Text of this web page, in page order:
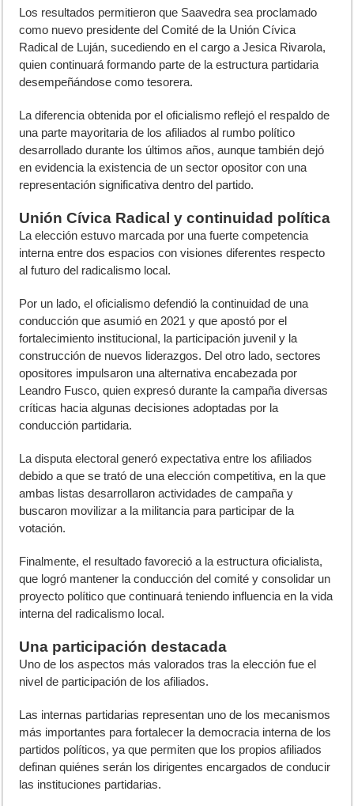
Los resultados permitieron que Saavedra sea proclamado
como nuevo presidente del Comité de la Unión Cívica
Radical de Luján, sucediendo en el cargo a Jesica Rivarola,
quien continuará formando parte de la estructura partidaria
desempeñándose como tesorera.
La diferencia obtenida por el oficialismo reflejó el respaldo de
una parte mayoritaria de los afiliados al rumbo político
desarrollado durante los últimos años, aunque también dejó
en evidencia la existencia de un sector opositor con una
representación significativa dentro del partido.
Unión Cívica Radical y continuidad política
La elección estuvo marcada por una fuerte competencia
interna entre dos espacios con visiones diferentes respecto
al futuro del radicalismo local.
Por un lado, el oficialismo defendió la continuidad de una
conducción que asumió en 2021 y que apostó por el
fortalecimiento institucional, la participación juvenil y la
construcción de nuevos liderazgos. Del otro lado, sectores
opositores impulsaron una alternativa encabezada por
Leandro Fusco, quien expresó durante la campaña diversas
críticas hacia algunas decisiones adoptadas por la
conducción partidaria.
La disputa electoral generó expectativa entre los afiliados
debido a que se trató de una elección competitiva, en la que
ambas listas desarrollaron actividades de campaña y
buscaron movilizar a la militancia para participar de la
votación.
Finalmente, el resultado favoreció a la estructura oficialista,
que logró mantener la conducción del comité y consolidar un
proyecto político que continuará teniendo influencia en la vida
interna del radicalismo local.
Una participación destacada
Uno de los aspectos más valorados tras la elección fue el
nivel de participación de los afiliados.
Las internas partidarias representan uno de los mecanismos
más importantes para fortalecer la democracia interna de los
partidos políticos, ya que permiten que los propios afiliados
definan quiénes serán los dirigentes encargados de conducir
las instituciones partidarias.